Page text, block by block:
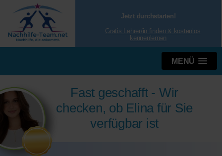
Jetzt durchstarten!
Gratis Lehrer/in finden & kostenlos
kennenlernen
MENÜ
Fast geschafft - Wir
checken, ob Elina für Sie
verfügbar ist